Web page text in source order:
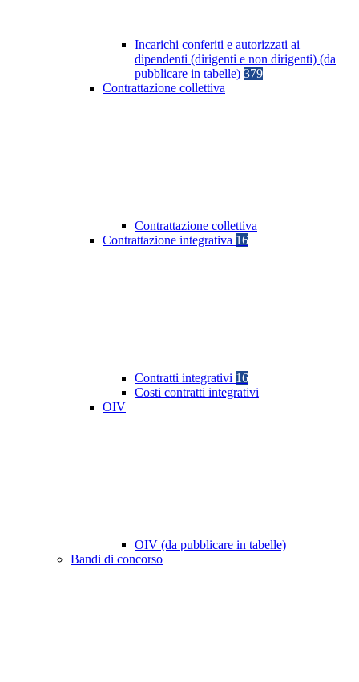
Incarichi conferiti e autorizzati ai
dipendenti (dirigenti e non dirigenti) (da
pubblicare in tabelle) 379
Contrattazione collettiva
Contrattazione collettiva
Contrattazione integrativa 16
Contratti integrativi 16
Costi contratti integrativi
OIV
OIV (da pubblicare in tabelle)
Bandi di concorso